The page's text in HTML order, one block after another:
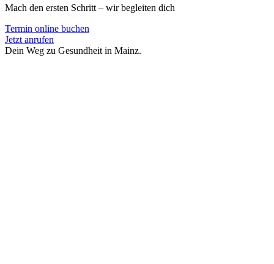
Mach den ersten Schritt – wir begleiten dich
Termin online buchen
Jetzt anrufen
Dein Weg zu Gesundheit in Mainz.